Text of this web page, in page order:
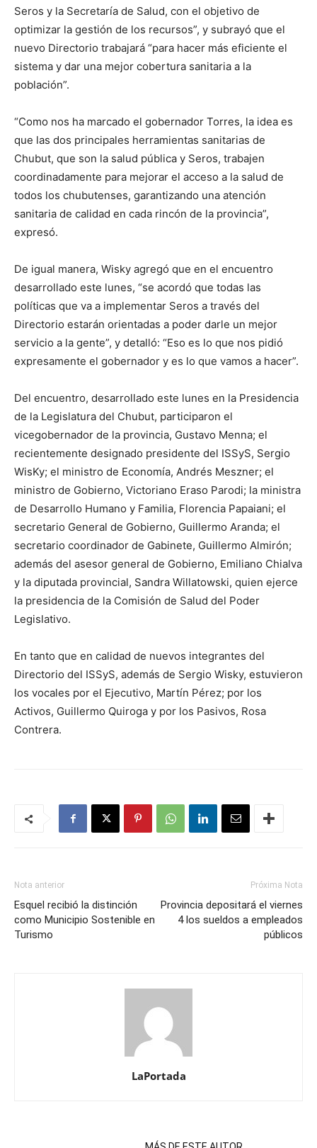
Seros y la Secretaría de Salud, con el objetivo de
optimizar la gestión de los recursos”, y subrayó que el
nuevo Directorio trabajará “para hacer más eficiente el
sistema y dar una mejor cobertura sanitaria a la
población”.
“Como nos ha marcado el gobernador Torres, la idea es
que las dos principales herramientas sanitarias de
Chubut, que son la salud pública y Seros, trabajen
coordinadamente para mejorar el acceso a la salud de
todos los chubutenses, garantizando una atención
sanitaria de calidad en cada rincón de la provincia”,
expresó.
De igual manera, Wisky agregó que en el encuentro
desarrollado este lunes, “se acordó que todas las
políticas que va a implementar Seros a través del
Directorio estarán orientadas a poder darle un mejor
servicio a la gente”, y detalló: “Eso es lo que nos pidió
expresamente el gobernador y es lo que vamos a hacer”.
Del encuentro, desarrollado este lunes en la Presidencia
de la Legislatura del Chubut, participaron el
vicegobernador de la provincia, Gustavo Menna; el
recientemente designado presidente del ISSyS, Sergio
WisKy; el ministro de Economía, Andrés Meszner; el
ministro de Gobierno, Victoriano Eraso Parodi; la ministra
de Desarrollo Humano y Familia, Florencia Papaiani; el
secretario General de Gobierno, Guillermo Aranda; el
secretario coordinador de Gabinete, Guillermo Almirón;
además del asesor general de Gobierno, Emiliano Chialva
y la diputada provincial, Sandra Willatowski, quien ejerce
la presidencia de la Comisión de Salud del Poder
Legislativo.
En tanto que en calidad de nuevos integrantes del
Directorio del ISSyS, además de Sergio Wisky, estuvieron
los vocales por el Ejecutivo, Martín Pérez; por los
Activos, Guillermo Quiroga y por los Pasivos, Rosa
Contrera.
Nota anterior
Esquel recibió la distinción
como Municipio Sostenible en
Turismo
Próxima Nota
Provincia depositará el viernes
4 los sueldos a empleados
públicos
LaPortada